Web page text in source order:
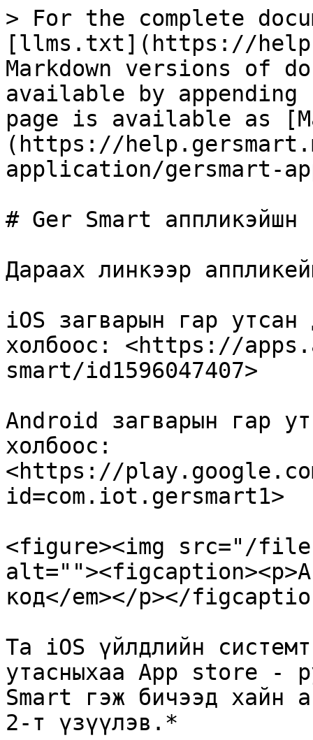
> For the complete
[llms.txt](https://
Markdown versions of
available by
page is available as
(https://
application/gersmart-
# Ger Smart аппликэйшн
Дараах линкээр
iOS загварын гар утсан
холбоос: <https://
smart/id1596047407>
Android загварын гар
холбоос:
<https://
id=com.iot.gersmart1>
<figure><img src="/files/
код</em></p></
Та iOS үйлдлийн
утасныхаа App store -
Smart гэж бичээд хайн
2-т үзүүлэв.*